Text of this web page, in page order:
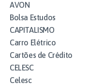
AVON
Bolsa Estudos
CAPITALISMO
Carro Elétrico
Cartões de Crédito
CELESC
Celesc